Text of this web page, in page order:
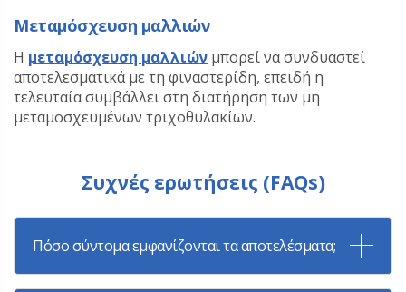
Μεταμόσχευση μαλλιών
Η μεταμόσχευση μαλλιών μπορεί να συνδυαστεί
αποτελεσματικά με τη φιναστερίδη, επειδή η
τελευταία συμβάλλει στη διατήρηση των μη
μεταμοσχευμένων τριχοθυλακίων.
Συχνές ερωτήσεις (FAQs)
Πόσο σύντομα εμφανίζονται τα αποτελέσματα;